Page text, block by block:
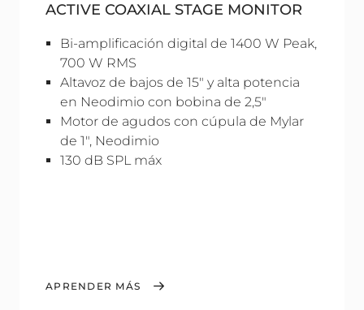
ACTIVE COAXIAL STAGE MONITOR
Bi-amplificación digital de 1400 W Peak,
700 W RMS
Altavoz de bajos de 15" y alta potencia
en Neodimio con bobina de 2,5"
Motor de agudos con cúpula de Mylar
de 1", Neodimio
130 dB SPL máx
APRENDER MÁS